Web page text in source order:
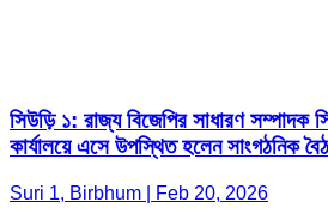
সিউড়ি ১: রাজ্য বিজেপির সাধারণ সম্পাদক
কার্যালয়ে এসে উপস্থিত হলেন সাংগঠনিক
Suri 1, Birbhum | Feb 20, 2026